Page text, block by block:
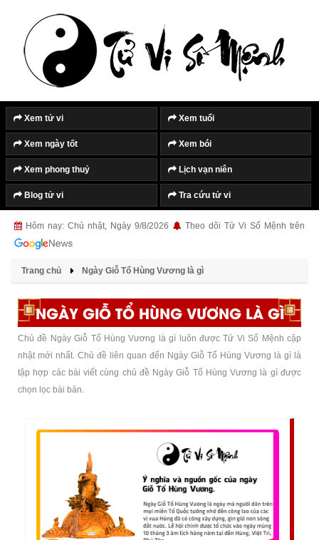
Xem tử vi Xem tuổi
Xem ngày tốt Xem bói
Xem phong thuỷ Lịch vạn niên
Blog tử vi Tra cứu tử vi
Hôm nay: Chủ nhật, Ngày 9/8/2026 Theo dõi Tử Vi Số Mệnh trên
Trang chủ Ngày Giỗ Tổ Hùng Vương là gì
NGÀY GIỖ TỔ HÙNG VƯƠNG LÀ GÌ
Chủ đề Ngày Giỗ Tổ Hùng Vương là gì luôn được Tử Vi Số Mệnh cập
nhật mới nhất. Chủ đề liên quan đến Ngày Giỗ Tổ Hùng Vương là gì là
tập hợp các bài viết cùng chủ đề Ngày Giỗ Tổ Hùng Vương là gì được
chọn lọc bài bản.